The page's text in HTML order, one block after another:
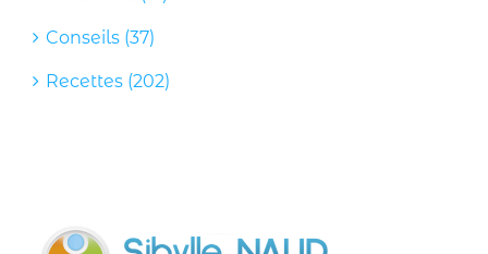
Conseils (37)
Recettes (202)